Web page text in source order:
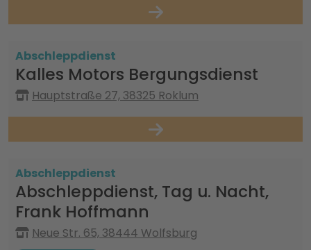
Abschleppdienst
Kalles Motors Bergungsdienst
Hauptstraße 27, 38325 Roklum
Abschleppdienst
Abschleppdienst, Tag u. Nacht,
Frank Hoffmann
Neue Str. 65, 38444 Wolfsburg